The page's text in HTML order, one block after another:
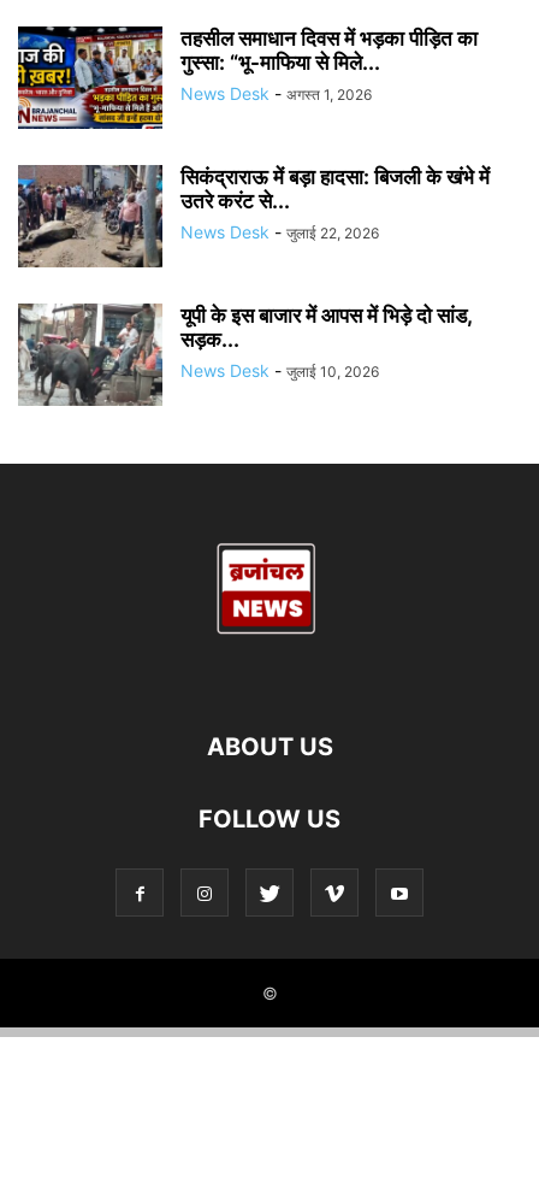
तहसील समाधान दिवस में भड़का पीड़ित का
गुस्सा: “भू-माफिया से मिले...
News Desk - अगस्त 1, 2026
सिकंद्राराऊ में बड़ा हादसा: बिजली के खंभे में
उतरे करंट से...
News Desk - जुलाई 22, 2026
यूपी के इस बाजार में आपस में भिड़े दो सांड,
सड़क...
News Desk - जुलाई 10, 2026
ABOUT US
FOLLOW US
©